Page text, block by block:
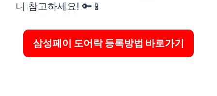
니 참고하세요! 🔑📱
삼성페이 도어락 등록방법 바로가기